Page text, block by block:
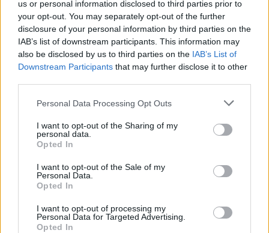
us or personal information disclosed to third parties prior to
your opt-out. You may separately opt-out of the further
disclosure of your personal information by third parties on the
IAB’s list of downstream participants. This information may
also be disclosed by us to third parties on the IAB’s List of
Downstream Participants that may further disclose it to other
Personal Data Processing Opt Outs
I want to opt-out of the Sharing of my
personal data.
Opted In
I want to opt-out of the Sale of my
Personal Data.
Opted In
I want to opt-out of processing my
Personal Data for Targeted Advertising.
Opted In